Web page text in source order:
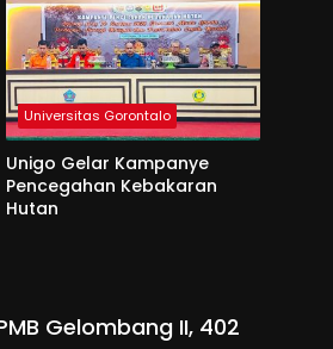
Universitas Gorontalo
Unigo Gelar Kampanye
Pencegahan Kebakaran
Hutan
Gelombang II, 402